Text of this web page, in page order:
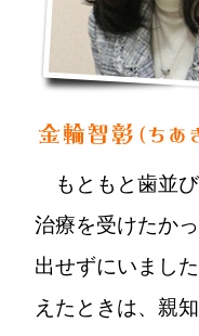
もともと歯並
治療を受けたか
出せずにいまし
えたときは、親